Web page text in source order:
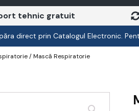
tehnic gratuit
direct prin Catalogul Electronic.
/ Mască Respiratorie